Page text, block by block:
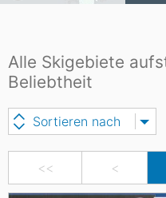
Alle Skigebiete
Beliebtheit
<< <
Sortieren nach